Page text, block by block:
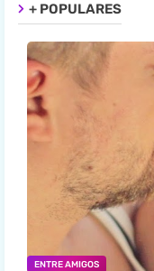
+ POPULARES
ENTRE AMIGOS